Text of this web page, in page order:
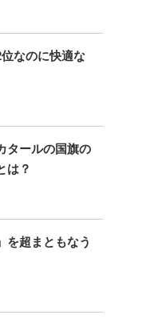
なのに快適な
タールの国旗の
は？
を超まともなう